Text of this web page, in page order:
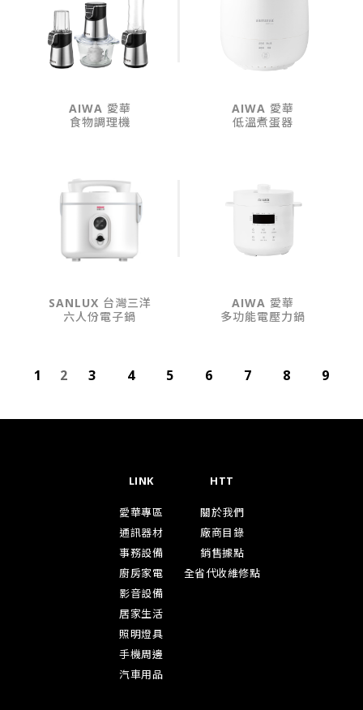
AIWA 愛華
食物調理機
AIWA 愛華
低溫煮蛋器
SANLUX 台灣三洋
六人份電子鍋
AIWA 愛華
多功能電壓力鍋
1 2 3 4 5 6 7 8 9
LINK
愛華專區
通訊器材
事務設備
廚房家電
影音設備
居家生活
照明燈具
手機周邊
汽車用品
HTT
關於我們
廠商目錄
銷售據點
全省代收維修點